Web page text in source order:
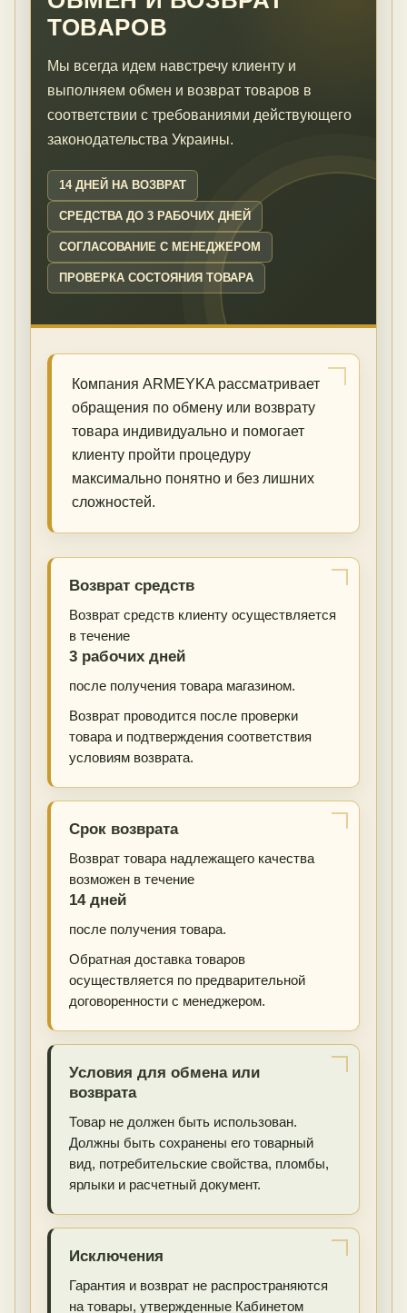
ТОВАРОВ
Мы всегда идем навстречу клиенту и
выполняем обмен и возврат товаров в
соответствии с требованиями действующего
законодательства Украины.
14 ДНЕЙ НА ВОЗВРАТ
СРЕДСТВА ДО 3 РАБОЧИХ ДНЕЙ
СОГЛАСОВАНИЕ С МЕНЕДЖЕРОМ
ПРОВЕРКА СОСТОЯНИЯ ТОВАРА
Компания ARMEYKA рассматривает
обращения по обмену или возврату
товара индивидуально и помогает
клиенту пройти процедуру
максимально понятно и без лишних
сложностей.
Возврат средств
Возврат средств клиенту осуществляется
в течение
3 рабочих дней
после получения товара магазином.
Возврат проводится после проверки
товара и подтверждения соответствия
условиям возврата.
Срок возврата
Возврат товара надлежащего качества
возможен в течение
14 дней
после получения товара.
Обратная доставка товаров
осуществляется по предварительной
договоренности с менеджером.
Условия для обмена или
возврата
Товар не должен быть использован.
Должны быть сохранены его товарный
вид, потребительские свойства, пломбы,
ярлыки и расчетный документ.
Исключения
Гарантия и возврат не распространяются
на товары, утвержденные Кабинетом